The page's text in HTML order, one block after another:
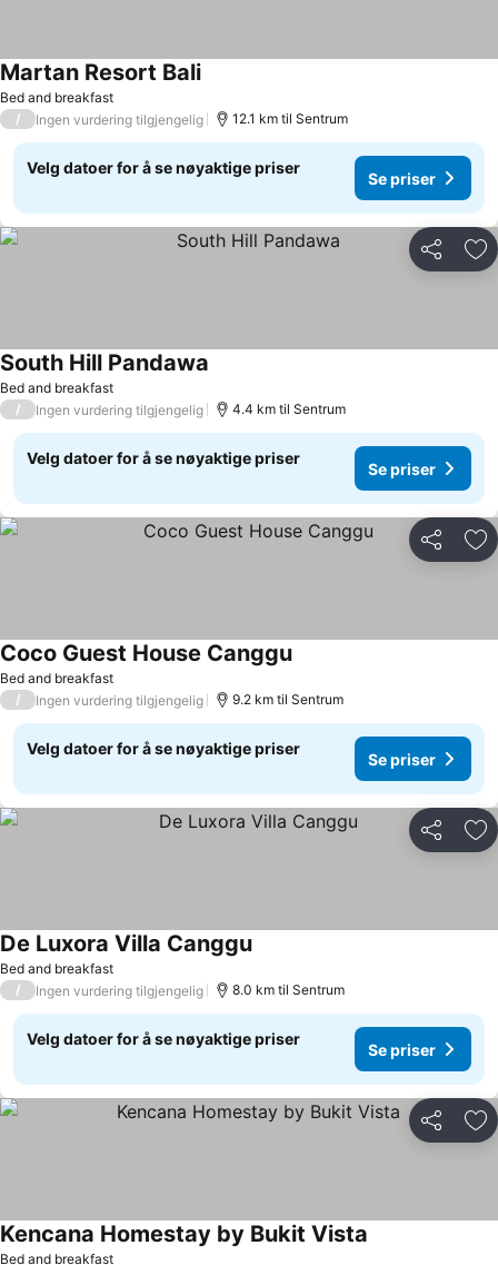
Bed and breakfast
Martan Resort BaliSe priser
/ Ingen vurdering tilgjengelig 12.1 km til Sentrum
Velg datoer for å se nøyaktige priser
Se priser
Del
Bed and breakfast
South Hill Pandawa
/ Ingen vurdering tilgjengelig 4.4 km til Sentrum
Velg datoer for å se nøyaktige priser
Se priser
Del
Bed and breakfast
Coco Guest House CangguSe priser
/ Ingen vurdering tilgjengelig 9.2 km til Sentrum
Velg datoer for å se nøyaktige priser
Se priser
Del
Bed and breakfast
De Luxora Villa CangguSe priser
/ Ingen vurdering tilgjengelig 8.0 km til Sentrum
Velg datoer for å se nøyaktige priser
Se priser
Del
Bed and breakfast
Kencana Homestay by Bukit Vista